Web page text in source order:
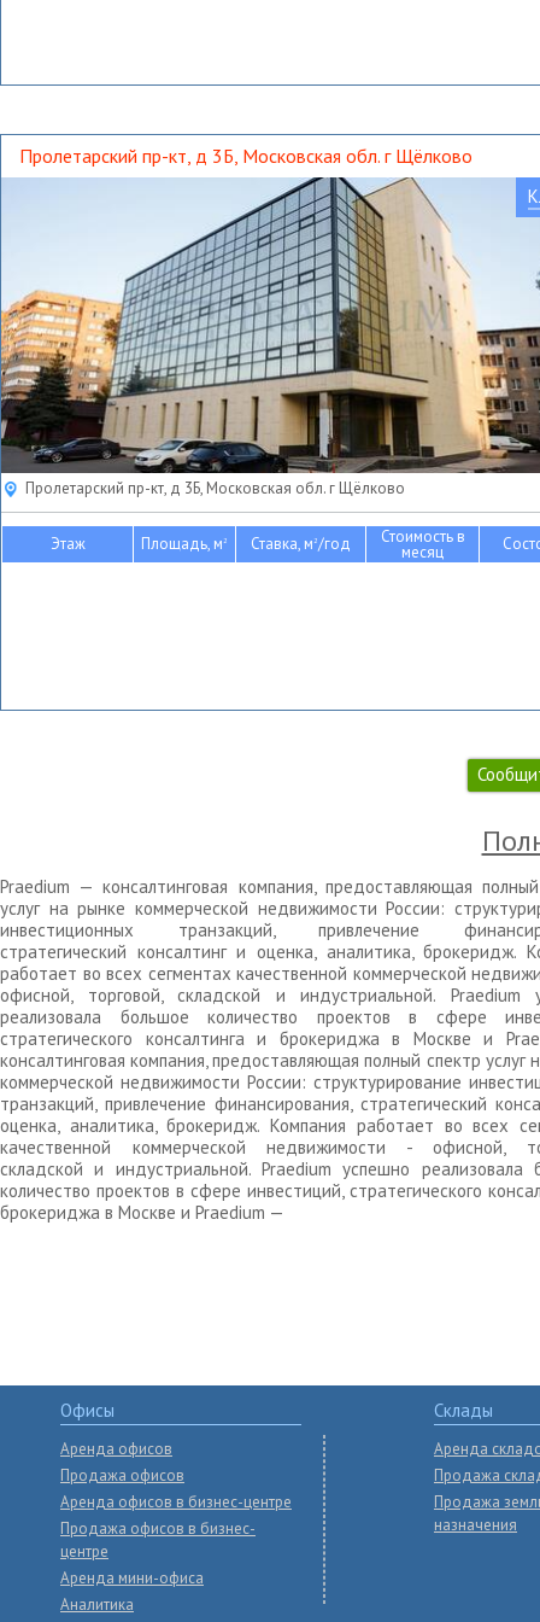
Пролетарский пр-кт, д 3Б, Московская обл. г Щёлково
Пролетарский пр-кт, д 3Б, Московская обл. г Щёлково
Этаж Площадь, м2 Ставка, м2/год Стоимость в
месяц
Praedium — консалтинговая компания, предоставляющая
услуг на рынке коммерческой недвижимости России:
инвестиционных транзакций, привлечение
стратегический консалтинг и оценка, аналитика, брокеридж.
работает во всех сегментах качественной коммерческой
офисной, торговой, складской и индустриальной. Praedium
реализовала большое количество проектов в сфере
стратегического консалтинга и брокериджа в Москве и
консалтинговая компания, предоставляющая полный спектр услуг
коммерческой недвижимости России: структурирование
транзакций, привлечение финансирования, стратегический
оценка, аналитика, брокеридж. Компания работает во всех
качественной коммерческой недвижимости - офисной,
складской и индустриальной. Praedium успешно реализовала
количество проектов в сфере инвестиций, стратегического
брокериджа в Москве и Praedium —
Офисы
Аренда офисов
Продажа офисов
Аренда офисов в бизнес-центре
Продажа офисов в бизнес-
центре
Аренда мини-офиса
Аналитика
Склады
Аренда
Продажа
Продажа
назначения